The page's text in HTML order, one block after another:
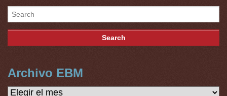
Archivo EBM
Archivo